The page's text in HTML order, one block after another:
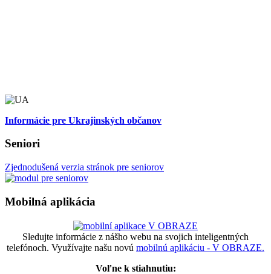
Informácie pre Ukrajinských občanov
Seniori
Zjednodušená verzia stránok pre seniorov
Mobilná aplikácia
Sledujte informácie z nášho webu na svojich inteligentných
telefónoch. Využívajte našu novú mobilnú aplikáciu - V OBRAZE.
Voľne k stiahnutiu: